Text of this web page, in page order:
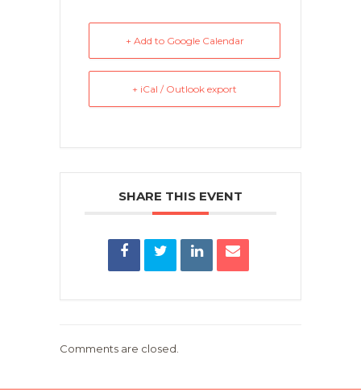
+ Add to Google Calendar
+ iCal / Outlook export
SHARE THIS EVENT
Comments are closed.